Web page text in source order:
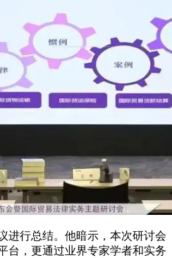
行总结。他暗示，本次研讨会
台，更通过业界专家学者和实务